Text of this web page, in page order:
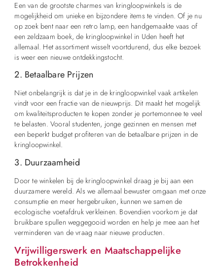
Een van de grootste charmes van kringloopwinkels is de
mogelijkheid om unieke en bijzondere items te vinden. Of je nu
op zoek bent naar een retro lamp, een handgemaakte vaas of
een zeldzaam boek, de kringloopwinkel in Uden heeft het
allemaal. Het assortiment wisselt voortdurend, dus elke bezoek
is weer een nieuwe ontdekkingstocht.
2. Betaalbare Prijzen
Niet onbelangrijk is dat je in de kringloopwinkel vaak artikelen
vindt voor een fractie van de nieuwprijs. Dit maakt het mogelijk
om kwaliteitsproducten te kopen zonder je portemonnee te veel
te belasten. Vooral studenten, jonge gezinnen en mensen met
een beperkt budget profiteren van de betaalbare prijzen in de
kringloopwinkel.
3. Duurzaamheid
Door te winkelen bij de kringloopwinkel draag je bij aan een
duurzamere wereld. Als we allemaal bewuster omgaan met onze
consumptie en meer hergebruiken, kunnen we samen de
ecologische voetafdruk verkleinen. Bovendien voorkom je dat
bruikbare spullen weggegooid worden en help je mee aan het
verminderen van de vraag naar nieuwe producten.
Vrijwilligerswerk en Maatschappelijke
Betrokkenheid